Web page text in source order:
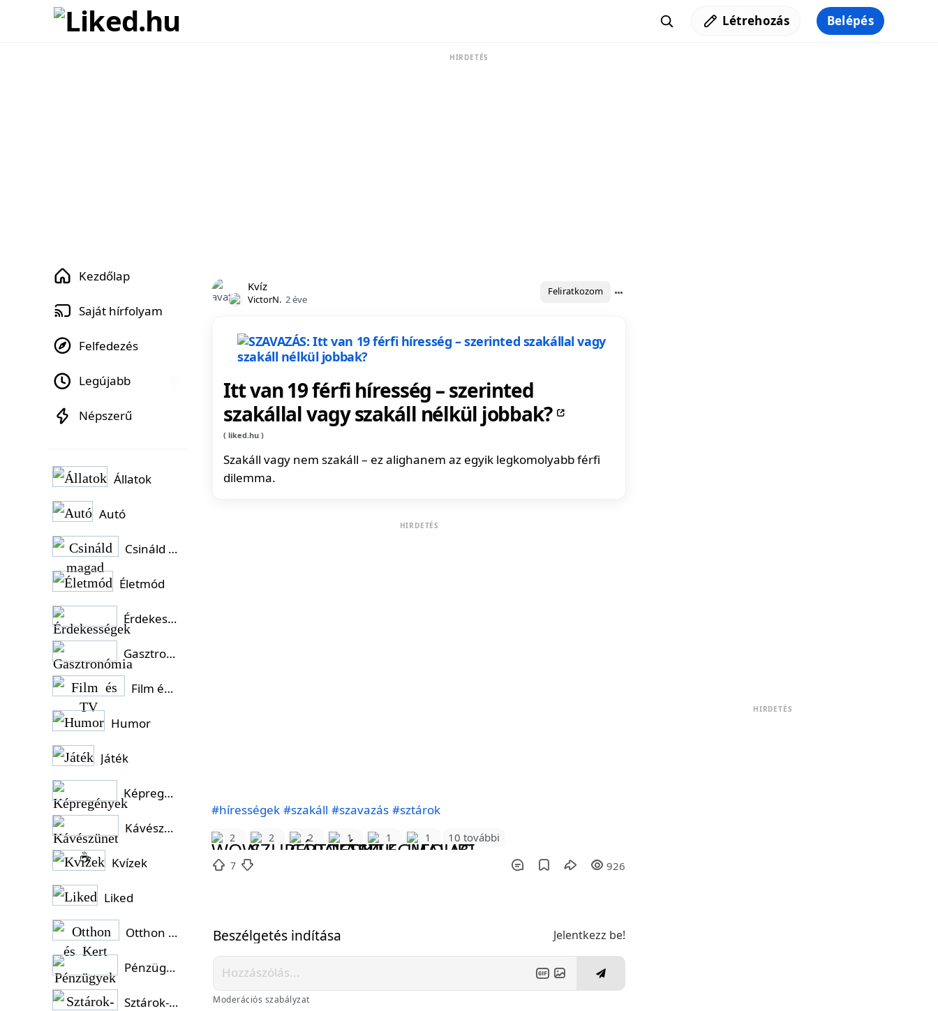
Létrehozás Belépés
HIRDETÉS
Kvíz
VictorN. 2 éve
Feliratkozom
Itt van 19 férfi híresség – szerinted
szakállal vagy szakáll nélkül jobbak?
liked.hu
Szakáll vagy nem szakáll – ez alighanem az egyik legkomolyabb férfi
dilemma.
HIRDETÉS
#hírességek #szakáll #szavazás #sztárok
2 2 2 1 1 1 10 további
7 926
Beszélgetés indítása Jelentkezz be!
Moderációs szabályzat
HIRDETÉS
Kezdőlap
Saját hírfolyam
Felfedezés
Legújabb
Népszerű
Állatok
Autó
Csináld magad
Életmód
Érdekességek
Gasztronómia
Film és TV
Humor
Játék
Képregények
Kávészünet ☕
Kvízek
Liked
Otthon és Kert
Pénzügyek
Sztárok-celebek